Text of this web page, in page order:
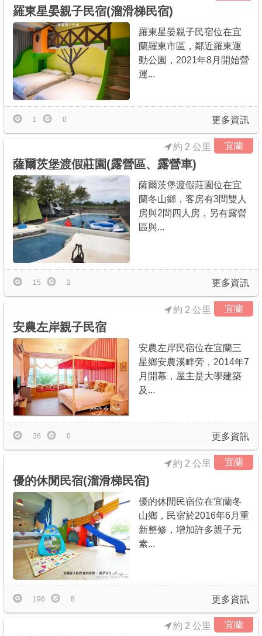
羅東星晏親子民宿(溜滑梯民宿)
羅東星晏親子民宿位在宜
蘭羅東市區，鄰近羅東運
動公園，2021年8月開始營
運...
更多資訊
1 0
宜蘭
薩爾茨堡渡假莊園(露營區、露營車)
約 2 公里
薩爾茨堡渡假莊園位在宜
蘭冬山鄉，客房有3間雙人
房與2間四人房，另有露營
區與...
更多資訊
15 2
宜蘭
安農左岸親子民宿
約 2 公里
安農左岸民宿位在宜蘭三
星鄉安農溪畔旁，2014年7
月開幕，屋主是大學建築
及...
更多資訊
36 0
宜蘭
優的休閒民宿(溜滑梯民宿)
約 2 公里
優的休閒民宿位在宜蘭冬
山鄉，民宿於2016年6月重
新整修，增加許多親子元
素...
更多資訊
196 8
宜蘭
約 2 公里